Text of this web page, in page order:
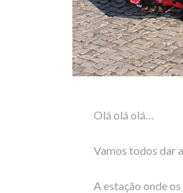
Olá olá olá…
Vamos todos dar
A estação onde